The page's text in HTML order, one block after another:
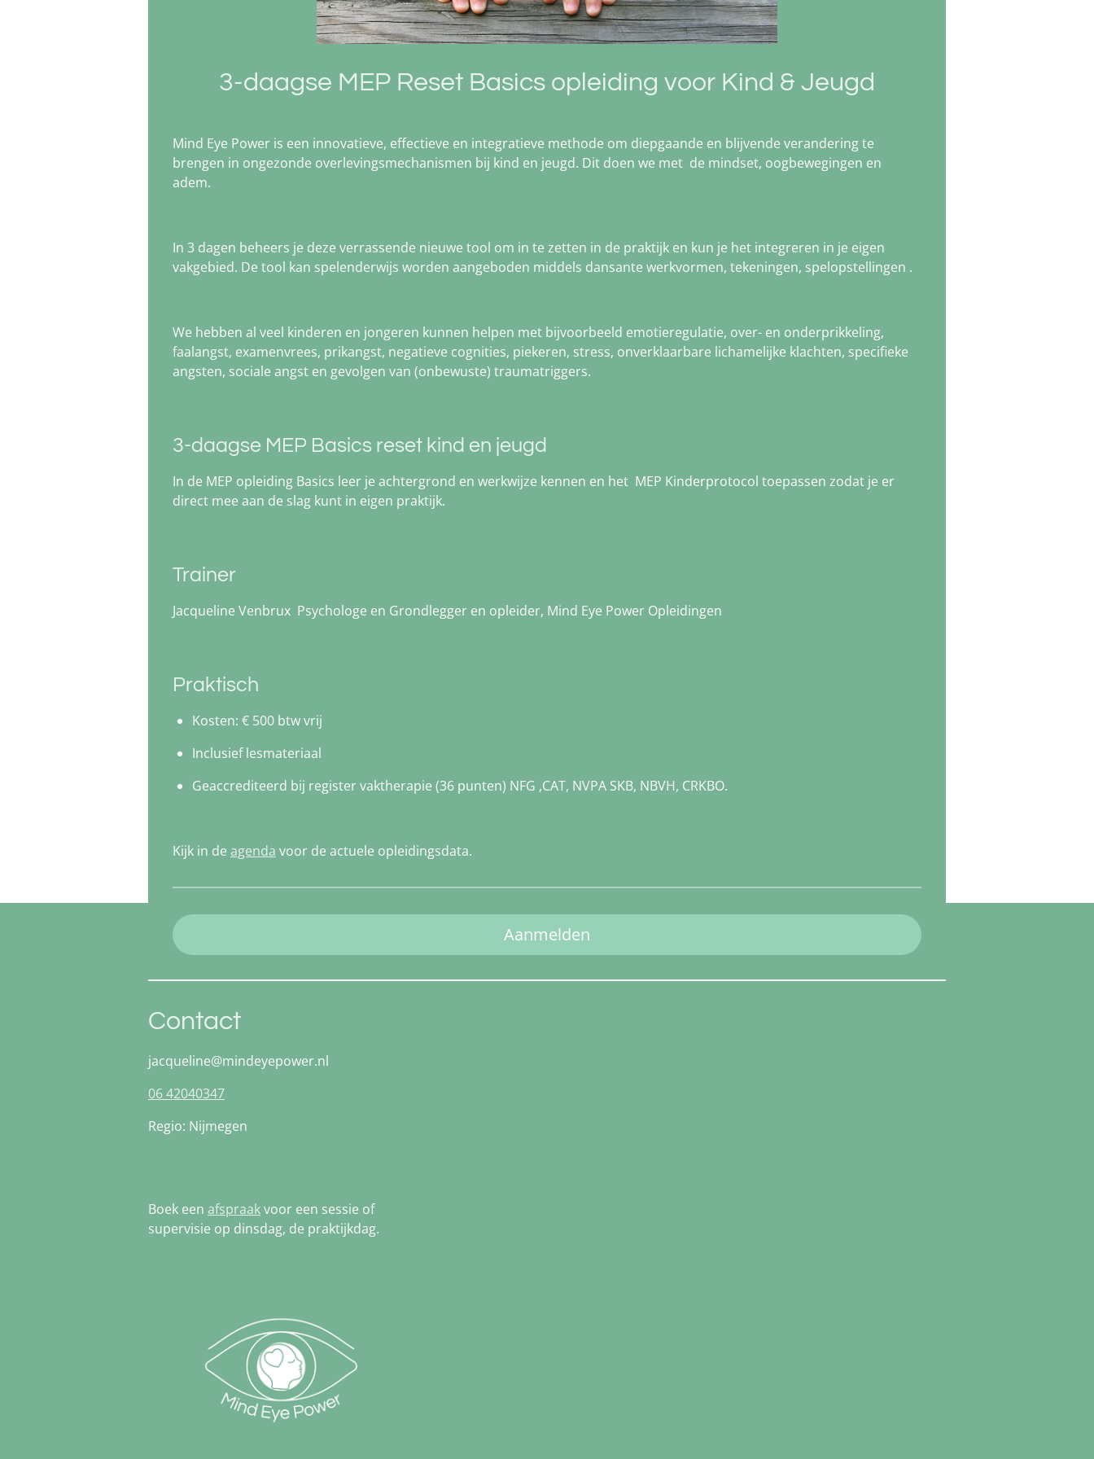
3-daagse MEP Reset Basics opleiding voor Kind & Jeugd
Mind Eye Power is een innovatieve, effectieve en integratieve methode om diepgaande en blijvende verandering te
brengen in ongezonde overlevingsmechanismen bij kind en jeugd. Dit doen we met de mindset, oogbewegingen en
adem.
In 3 dagen beheers je deze verrassende nieuwe tool om in te zetten in de praktijk en kun je het integreren in je eigen
vakgebied. De tool kan spelenderwijs worden aangeboden middels dansante werkvormen, tekeningen, spelopstellingen .
We hebben al veel kinderen en jongeren kunnen helpen met bijvoorbeeld emotieregulatie, over- en onderprikkeling,
faalangst, examenvrees, prikangst, negatieve cognities, piekeren, stress, onverklaarbare lichamelijke klachten, specifieke
angsten, sociale angst en gevolgen van (onbewuste) traumatriggers.
3-daagse MEP Basics reset kind en jeugd
In de MEP opleiding Basics leer je achtergrond en werkwijze kennen en het MEP Kinderprotocol toepassen zodat je er
direct mee aan de slag kunt in eigen praktijk.
Trainer
Jacqueline Venbrux Psychologe en Grondlegger en opleider, Mind Eye Power Opleidingen
Praktisch
Kosten: € 500 btw vrij
Inclusief lesmateriaal
Geaccrediteerd bij register vaktherapie (36 punten) NFG ,CAT, NVPA SKB, NBVH, CRKBO.
Kijk in de agenda voor de actuele opleidingsdata.
Aanmelden
Contact
jacqueline@mindeyepower.nl
06 42040347
Regio: Nijmegen
Boek een afspraakvoor een sessie of
supervisie op dinsdag, de praktijkdag.